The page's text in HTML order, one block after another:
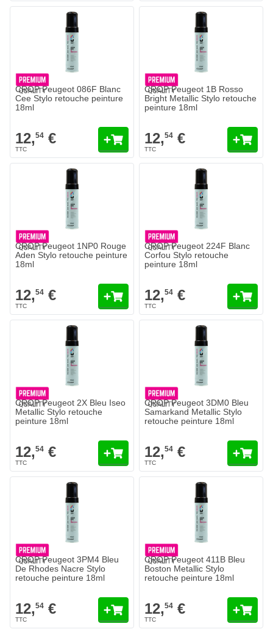
CROP Peugeot 086F Blanc
Cee Stylo retouche peinture
18ml
12,54 €
CROP Peugeot 1B Rosso
Bright Metallic Stylo retouche
peinture 18ml
12,54 €
CROP Peugeot 1NP0 Rouge
Aden Stylo retouche peinture
18ml
12,54 €
CROP Peugeot 224F Blanc
Corfou Stylo retouche
peinture 18ml
12,54 €
CROP Peugeot 2X Bleu Iseo
Metallic Stylo retouche
peinture 18ml
12,54 €
CROP Peugeot 3DM0 Bleu
Samarkand Metallic Stylo
retouche peinture 18ml
12,54 €
CROP Peugeot 3PM4 Bleu
De Rhodes Nacre Stylo
retouche peinture 18ml
12,54 €
CROP Peugeot 411B Bleu
Boston Metallic Stylo
retouche peinture 18ml
12,54 €